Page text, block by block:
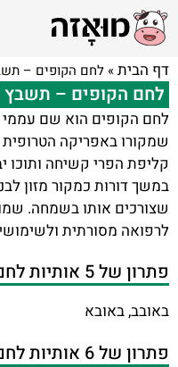
דף הבית» לחם הקופים –
לחם הקופים –
לחם הקופים הוא שם
שמקורו באפריקה
קליפת הפרי קשיחה ותוכו
במשך דורות כמקור מזון
שצורכים אותו בשמחה.
לרפואה מסורתית
פתרון של 5 אותיות לחם הקופים
באובב, באובא
פתרון של 6 אותיות לחם הקופים